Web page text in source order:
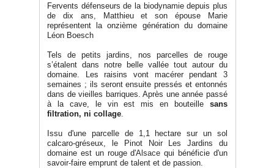
Fervents défenseurs de la biodynamie depuis plus
de dix ans, Matthieu et son épouse Marie
représentent la onzième génération du domaine
Léon Boesch
Tels de petits jardins, nos parcelles de rouge
s’étalent dans notre belle vallée tout autour du
domaine. Les raisins vont macérer pendant 3
semaines ; ils seront ensuite pressés et entonnés
dans de vieilles barriques. Après une année passé
à la cave, le vin est mis en bouteille sans
filtration, ni collage
Issu d'une parcelle de 1,1 hectare sur un sol
calcaro-gréseux, le Pinot Noir Les Jardins du
domaine est un rouge d'Alsace qui bénéficie d'un
savoir-faire emprunt de talent et de passion.